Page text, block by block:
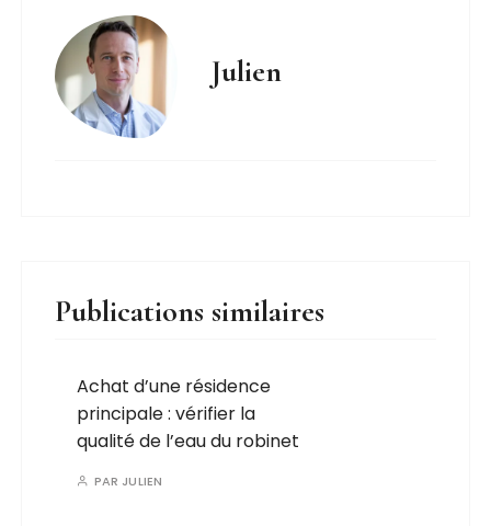
Julien
Publications similaires
Achat d’une résidence
principale : vérifier la
qualité de l’eau du robinet
PAR JULIEN